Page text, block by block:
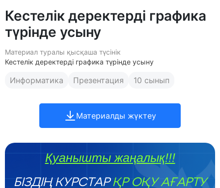
Кестелік деректерді графика
түрінде усыну
Материал туралы қысқаша түсінік
Кестелік деректерді графика түрінде усыну
Информатика Презентация 10 сынып
Материалды жүктеу
Қуанышты жаңалық!!!
БІЗДІҢ КУРСТАРҚР ОҚУ АҒАРТУ